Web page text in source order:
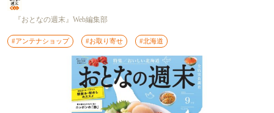
『おとなの週末』Web編集部
#アンテナショップ #お取り寄せ #北海道